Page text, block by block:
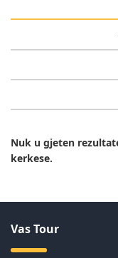
Nuk u gjeten
kerkese.
Vas Tour